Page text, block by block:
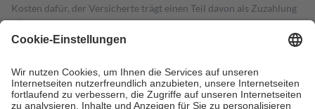
Kosten dafür, der Versicherte trägt einen Teil davon als Zuzahlung
mit.
Grundsätzlich leisten Mitglieder Zuzahlungen in Höhe von zehn
höchstens zehn Euro.
Es sind jedoch nie mehr als die tatsächlichen
Kosten der Leistung zu entrichten.
Diese Regeln gelten grundsätzlich auch für Online-Apotheken.